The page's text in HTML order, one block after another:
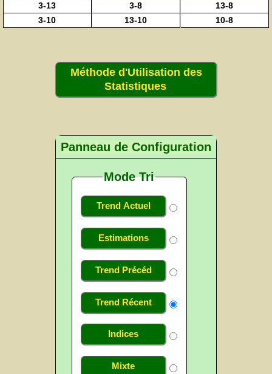
3-13
3-8
13-8
3-10
13-10 10-8
Méthode d'Utilisation des
Statistiques
Panneau de Configuration
Mode Tri
Trend Actuel
Estimations
Trend Précéd
Trend Récent
Indices
Mixte